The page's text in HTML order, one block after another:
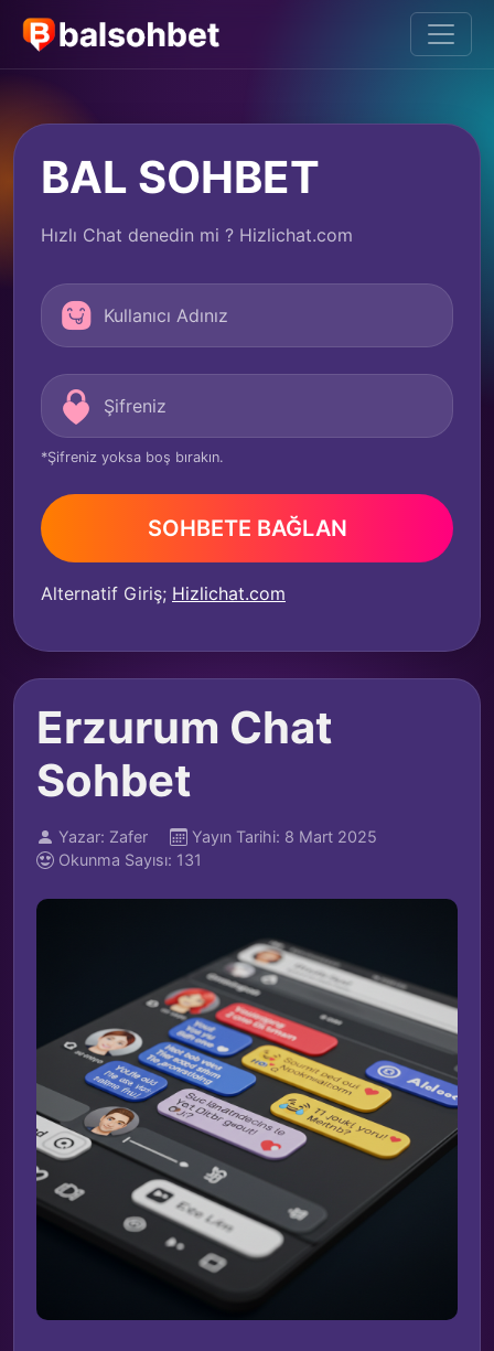
BAL SOHBET
Hızlı Chat denedin mi ? Hizlichat.com
*Şifreniz yoksa boş bırakın.
SOHBETE BAĞLAN
Alternatif Giriş; Hizlichat.com
Erzurum Chat
Sohbet
Yazar: Zafer
Yayın Tarihi: 8 Mart 2025
Okunma Sayısı: 131